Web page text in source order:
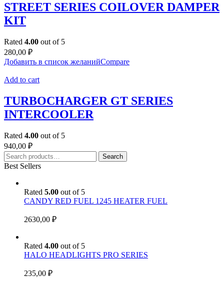
STREET SERIES COILOVER DAMPER
KIT
Rated 4.00 out of 5
280,00 ₽
Добавить в список желанийCompare
Add to cart
TURBOCHARGER GT SERIES
INTERCOOLER
Rated 4.00 out of 5
940,00 ₽
Search
for:
Search
Best Sellers
Rated 5.00 out of 5
CANDY RED FUEL 1245 HEATER FUEL
2630,00 ₽
Rated 4.00 out of 5
HALO HEADLIGHTS PRO SERIES
235,00 ₽